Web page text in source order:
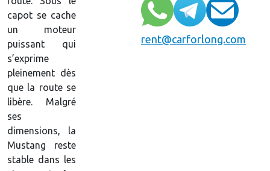
rent@carforlong.com
capot se cache
un moteur
puissant qui
s’exprime
pleinement dès
que la route se
libère. Malgré
ses
dimensions, la
Mustang reste
stable dans les